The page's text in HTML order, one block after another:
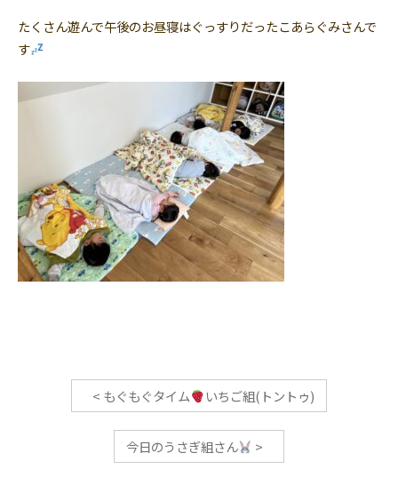
たくさん遊んで午後のお昼寝はぐっすりだったこあらぐみさんで
す
< もぐもぐタイム いちご組(トントゥ)
今日のうさぎ組さん >